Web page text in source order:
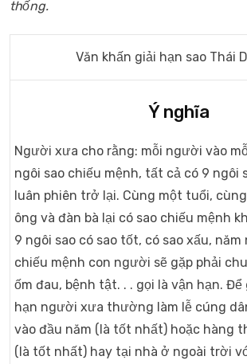
thống.
Văn khấn giải hạn sao Thái
Ý nghĩa
Người xưa cho rằng: mỗi người vào
ngôi sao chiếu mệnh, tất cả có 9 ngôi
luân phiên trở lại. Cùng một tuổi,
ông và đàn bà lại có sao chiếu mệnh
9 ngôi sao có sao tốt, có sao xấu, năm
chiếu mệnh con người sẽ gặp phải
ốm đau, bệnh tật. . . gọi là vận hạn. Để
hạn người xưa thường làm lễ cúng
vào đầu năm (là tốt nhất) hoặc hàng
(là tốt nhất) hay tại nhà ở ngoài trời